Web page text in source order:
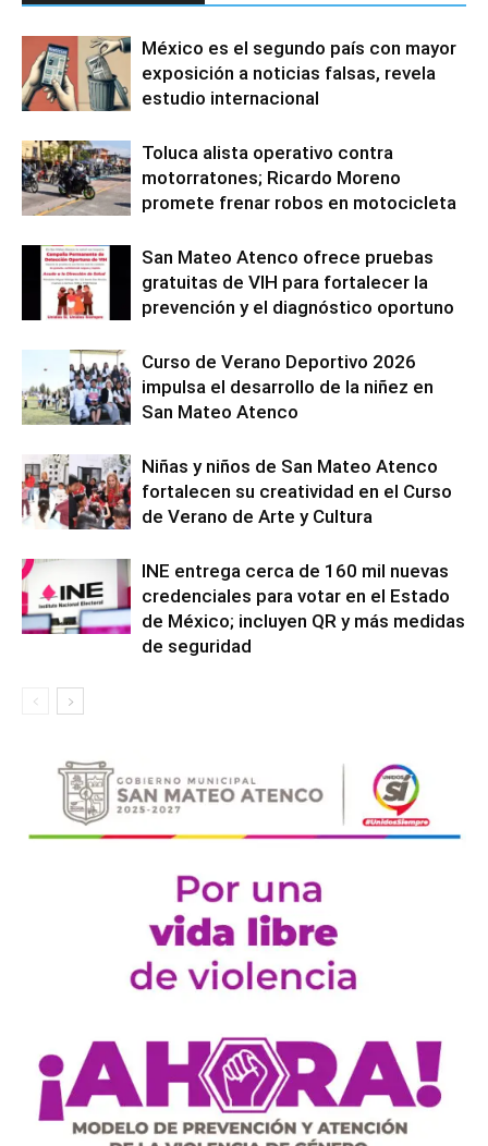
México es el segundo país con mayor
exposición a noticias falsas, revela
estudio internacional
Toluca alista operativo contra
motorratones; Ricardo Moreno
promete frenar robos en motocicleta
San Mateo Atenco ofrece pruebas
gratuitas de VIH para fortalecer la
prevención y el diagnóstico oportuno
Curso de Verano Deportivo 2026
impulsa el desarrollo de la niñez en
San Mateo Atenco
Niñas y niños de San Mateo Atenco
fortalecen su creatividad en el Curso
de Verano de Arte y Cultura
INE entrega cerca de 160 mil nuevas
credenciales para votar en el Estado
de México; incluyen QR y más medidas
de seguridad